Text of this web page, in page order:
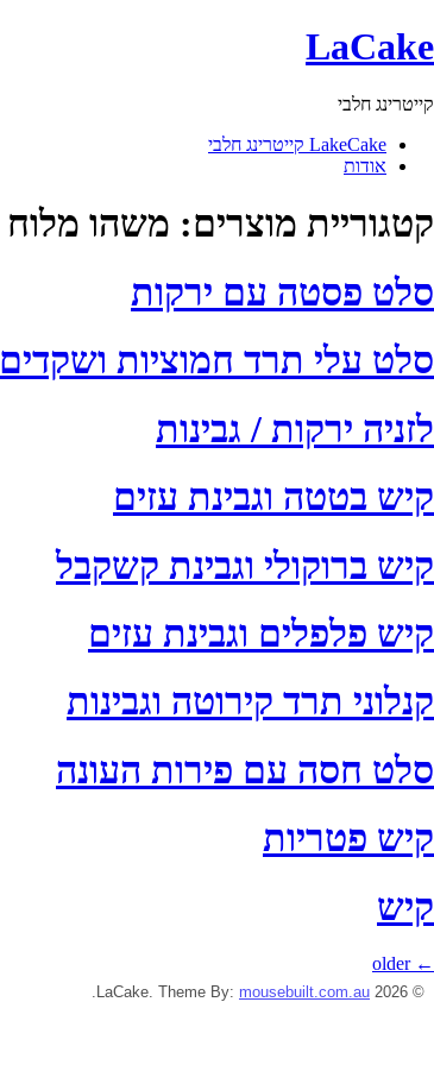
LaCake
קייטרינג חלבי
LakeCake קייטרינג חלבי
אודות
קטגוריית מוצרים: משהו מלוח
סלט פסטה עם ירקות
סלט עלי תרד חמוציות ושקדים
לזניה ירקות / גבינות
קיש בטטה וגבינת עזים
קיש ברוקולי וגבינת קשקבל
קיש פלפלים וגבינת עזים
קנלוני תרד קירוטה וגבינות
סלט חסה עם פירות העונה
קיש פטריות
קיש
←
older
© 2026 LaCake. Theme By:
mousebuilt.com.au
.